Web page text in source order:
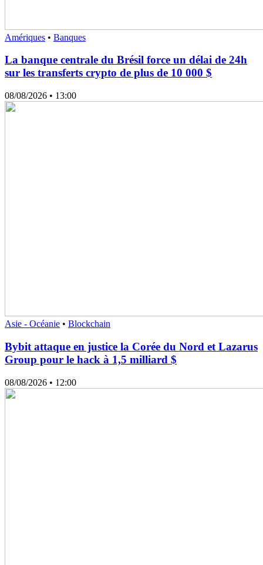
Amériques • Banques
La banque centrale du Brésil force un délai de 24h
sur les transferts crypto de plus de 10 000 $
08/08/2026 • 13:00
Asie - Océanie • Blockchain
Bybit attaque en justice la Corée du Nord et Lazarus
Group pour le hack à 1,5 milliard $
08/08/2026 • 12:00